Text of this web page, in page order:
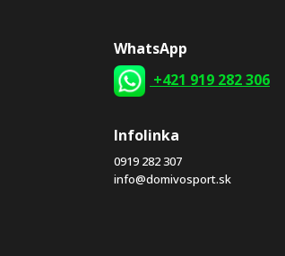
WhatsApp
+421 919 282 306
Infolinka
0919 282 307
info@domivosport.sk